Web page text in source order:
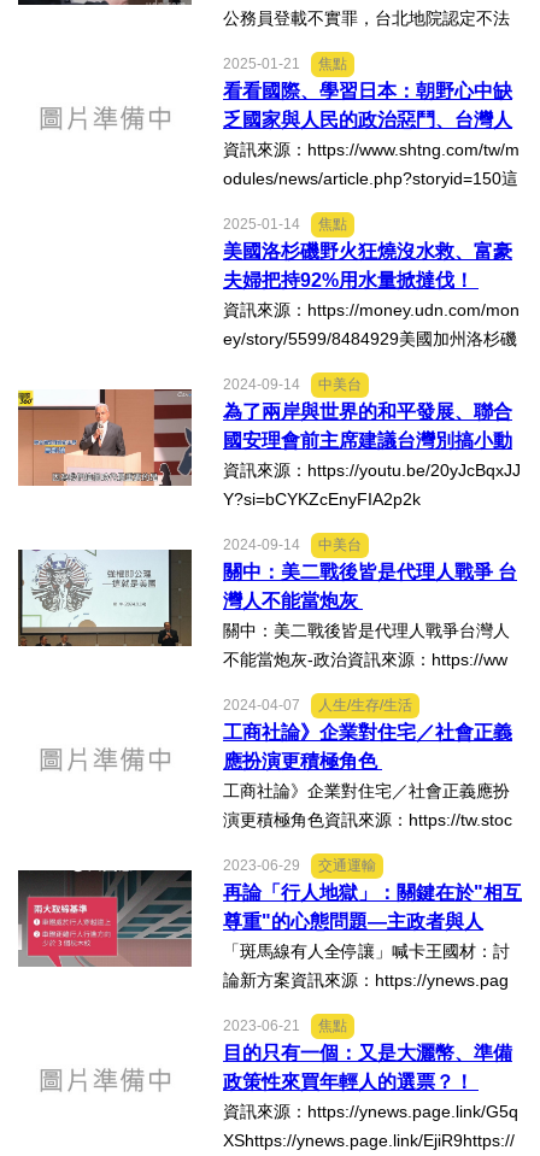
憲；台灣高檢署抗告，高院駁回確
公務員登載不實罪，台北地院認定不法
刑，褫奪公權四4年，現停職，案件上訴
台灣高等法院。高院認為立法院組織法
第32條第1項違反法律明確性原則...
2025-01-21 焦點
看看國際、學習日本：朝野心中缺
乏國家與人民的政治惡鬥、台灣人
民受害無窮！
資訊來源：https://www.shtng.com/tw/m
odules/news/article.php?storyid=150這
的說明，我國行政院也應該提得出類似
的詳細說帖。我國當前的政治體制屬於
內閣制與總...
2025-01-14 焦點
美國洛杉磯野火狂燒沒水救、富豪
夫婦把持92%用水量掀撻伐！
資訊來源：https://money.udn.com/mon
ey/story/5599/8484929美國加州洛杉磯
人，無數民宅建築付之一炬，更頻頻傳
出缺水救災，加州水資源分配問題浮上
檯面。其中，握有加州最大...
2024-09-14 中美台
為了兩岸與世界的和平發展、聯合
國安理會前主席建議台灣別搞小動
作！
資訊來源：https://youtu.be/20yJcBqxJJ
Y?si=bCYKZcEnyFIA2p2k
2024-09-14 中美台
關中：美二戰後皆是代理人戰爭 台
灣人不能當炮灰
關中：美二戰後皆是代理人戰爭台灣人
不能當炮灰-政治資訊來源：https://ww
914001509-260407
2024-04-07 人生/生存/生活
工商社論》企業對住宅／社會正義
應扮演更積極角色
工商社論》企業對住宅／社會正義應扮
演更積極角色資訊來源：https://tw.stoc
5%95%86%E7%A4%BE%E8%AB%96-
%E4%BC%81%E6%A5%AD%E5%B0%
8D%E4%BD%8F%E5%AE%85-%E7%
A4%BE%E6%9C%83%E6%...
2023-06-29 交通運輸
再論「行人地獄」：關鍵在於"相互
尊重"的心態問題—主政者與人
民！
「斑馬線有人全停讓」喊卡王國材：討
論新方案資訊來源：https://ynews.pag
於"相互尊重"的心態問題！1、中央與地
方掌握權力的主政者、他的心中是否
真...
2023-06-21 焦點
目的只有一個：又是大灑幣、準備
政策性來買年輕人的選票？！
資訊來源：https://ynews.page.link/G5q
XShttps://ynews.page.link/EjiR9https://